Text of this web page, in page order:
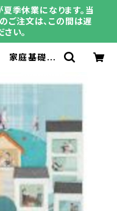
季休業になります。当
ご注文は、この間は遅
い。
家庭基礎
SK
店（いくの